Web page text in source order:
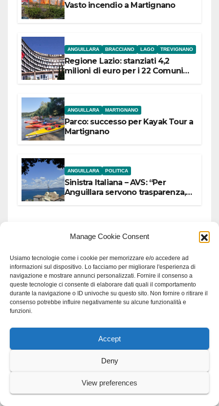
Manage Cookie Consent
Usiamo tecnologie come i cookie per memorizzare e/o accedere ad
informazioni sul dispositivo. Lo facciamo per migliorare l'esperienza di
navigazione e mostrare annunci personalizzati. Fornire il consenso a
queste tecnologie ci consente di elaborare dati quali il comportamento
durante la navigazione o ID univoche su questo sito. Non fornire o ritirare il
consenso potrebbe influire negativamente su alcune funzionalità e
funzioni.
Accept
Deny
View preferences
Vasto incendio a Martignano
ANGUILLARA BRACCIANO LAGO TREVIGNANO
Regione Lazio: stanziati 4,2
milioni di euro per i 22 Comuni
ANGUILLARA MARTIGNANO
Parco: successo per Kayak Tour a
Martignano
ANGUILLARA POLITICA
Sinistra Italiana – AVS: “Per
Anguillara servono trasparenza,
You missed
Gallese celebra San Famiano,